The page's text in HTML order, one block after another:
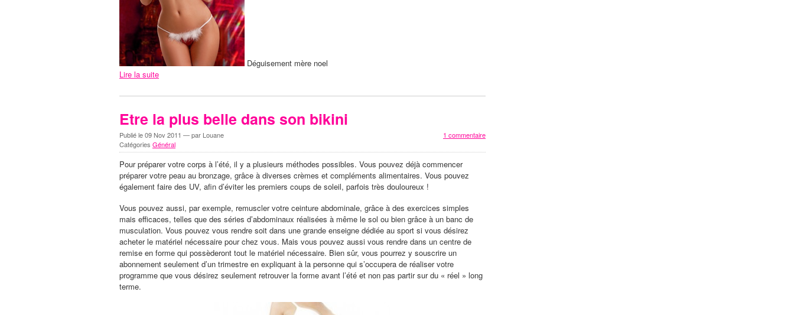
Déguisement mère noel
Lire la suite
Etre la plus belle dans son bikini
1 commentaire
Publié le09 Nov 2011 — par Louane
Catégories Général
Pour préparer votre corps à l’été, il y a plusieurs méthodes possibles. Vous pouvez déjà commencer
préparer votre peau au bronzage, grâce à diverses crèmes et compléments alimentaires. Vous pouvez
également faire des UV, afin d’éviter les premiers coups de soleil, parfois très douloureux !
Vous pouvez aussi, par exemple, remuscler votre ceinture abdominale, grâce à des exercices simples
mais efficaces, telles que des séries d’abdominaux réalisées à même le sol ou bien grâce à un banc de
musculation. Vous pouvez vous rendre soit dans une grande enseigne dédiée au sport si vous désirez
acheter le matériel nécessaire pour chez vous. Mais vous pouvez aussi vous rendre dans un centre de
remise en forme qui possèderont tout le matériel nécessaire. Bien sûr, vous pourrez y souscrire un
abonnement seulement d’un trimestre en expliquant à la personne qui s’occupera de réaliser votre
programme que vous désirez seulement retrouver la forme avant l’été et non pas partir sur du « réel » long
terme.